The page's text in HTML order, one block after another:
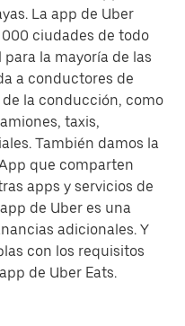
La app de Uber
ciudades de todo
la mayoría de las
a conductores de
la conducción, como
taxis,
También damos la
que comparten
apps y servicios de
de Uber es una
adicionales. Y
con los requisitos
de Uber Eats.